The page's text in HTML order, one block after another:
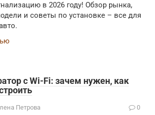
в 2026 году! Обзор рынка,
и советы по установке – все для
с Wi-Fi: зачем нужен, как
Петрова 0